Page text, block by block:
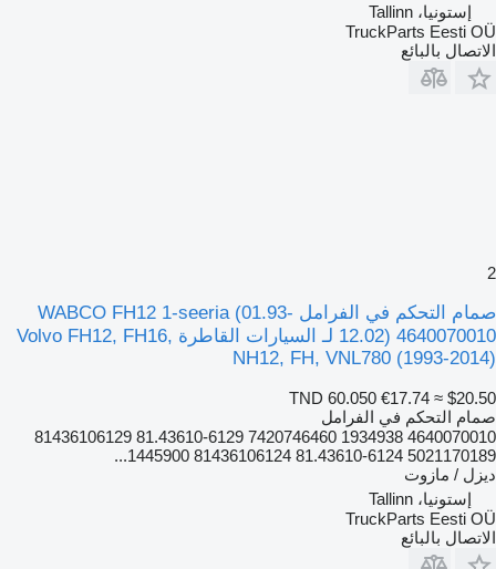
إستونيا، Tallinn
TruckParts Eesti OÜ
الاتصال بالبائع
2
صمام التحكم في الفرامل WABCO FH12 1-seeria (01.93-
12.02) 4640070010 لـ السيارات القاطرة Volvo FH12, FH16,
NH12, FH, VNL780 (1993-2014)
TND 60.050 €17.74 ≈ $20.50
صمام التحكم في الفرامل
4640070010 1934938 7420746460 81.43610-6129 81436106129
5021170189 81.43610-6124 81436106124 1445900...
ديزل / مازوت
إستونيا، Tallinn
TruckParts Eesti OÜ
الاتصال بالبائع